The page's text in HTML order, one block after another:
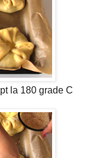
la 180 grade C